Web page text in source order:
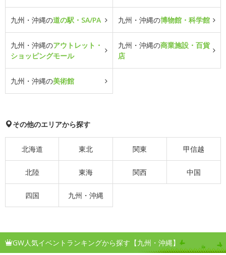
九州・沖縄の道の駅・SA/PA 九州・沖縄の博物館・科学館
九州・沖縄のアウトレット・
ショッピングモール
九州・沖縄の商業施設・百貨
店
九州・沖縄の美術館
その他のエリアから探す
北海道 東北 関東 甲信越
北陸 東海 関西 中国
四国 九州・沖縄
GW人気イベントランキングから探す【九州・沖縄】